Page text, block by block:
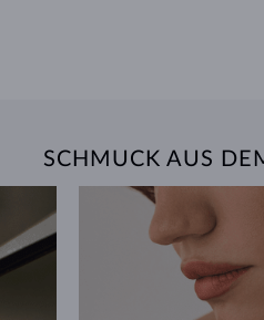
SCHMUCK AUS